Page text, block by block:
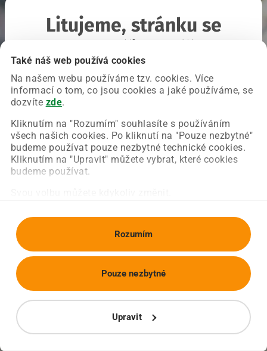
Také náš web používá cookies
Na našem webu používáme tzv. cookies. Více
informací o tom, co jsou cookies a jaké používáme, se
dozvíte zde.
Kliknutím na "Rozumím" souhlasíte s používáním
všech našich cookies. Po kliknutí na "Pouze nezbytné"
budeme používat pouze nezbytné technické cookies.
Kliknutím na "Upravit" můžete vybrat, které cookies
budeme používat.
Rozumím
Upravit
Pouze nezbytné
Litujeme, stránku se
Chyba nastala na naší straně a už ji opravujeme.
Zkuste prosím znovu načíst požadovanou stránku.
Obnovit stránku Úvodní strana